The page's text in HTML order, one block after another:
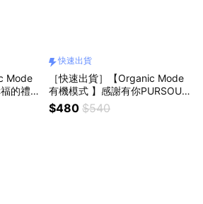
Mode
的禮物
快速出貨
［快速出貨］【Organic Mode
有機模式 】感謝有你PURSOUL
旅行洗沐組(100mlx2)
$480 $540